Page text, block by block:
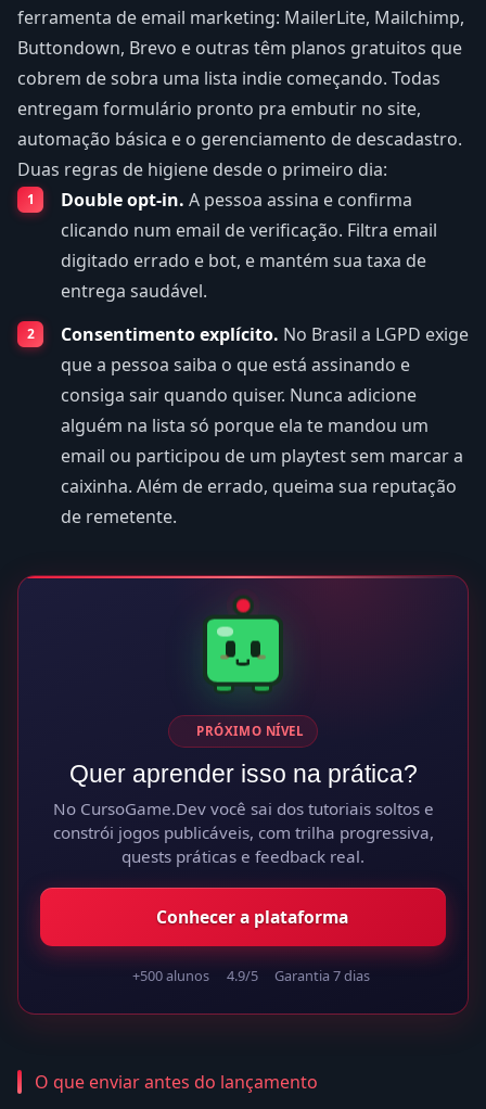
ferramenta de email marketing: MailerLite, Mailchimp,
Buttondown, Brevo e outras têm planos gratuitos que
cobrem de sobra uma lista indie começando. Todas
entregam formulário pronto pra embutir no site,
automação básica e o gerenciamento de descadastro.
Duas regras de higiene desde o primeiro dia:
Double opt-in. A pessoa assina e confirma
clicando num email de verificação. Filtra email
digitado errado e bot, e mantém sua taxa de
entrega saudável.
Consentimento explícito. No Brasil a LGPD exige
que a pessoa saiba o que está assinando e
consiga sair quando quiser. Nunca adicione
alguém na lista só porque ela te mandou um
email ou participou de um playtest sem marcar a
caixinha. Além de errado, queima sua reputação
de remetente.
PRÓXIMO NÍVEL
Quer aprender isso na prática?
No CursoGame.Dev você sai dos tutoriais soltos e
constrói jogos publicáveis, com trilha progressiva,
quests práticas e feedback real.
Conhecer a plataforma
+500 alunos 4.9/5 Garantia 7 dias
O que enviar antes do lançamento